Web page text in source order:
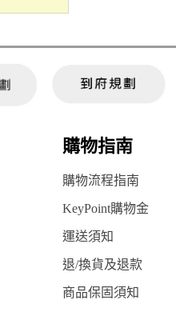
購物指南
購物流程指南
KeyPoint購物金
運送須知
退/換貨及退款
商品保固須知